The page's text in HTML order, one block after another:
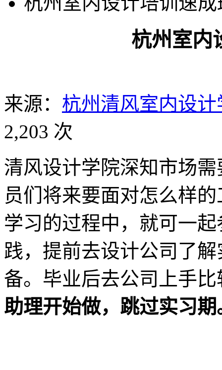
杭州室内
来源： 杭州清风室内设计
2,203 次
清风设计学院深知市场
员们将来要面对怎么样
学习的过程中，就可一
践，提前去设计公司了
备。毕业后去公司上手比
助理开始做，跳过实习期